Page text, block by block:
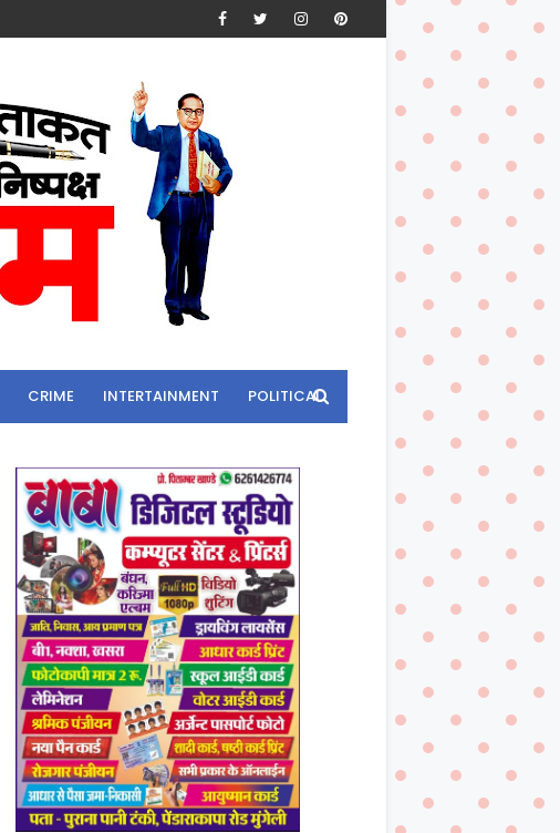
CRIME INTERTAINMENT POLITICAL